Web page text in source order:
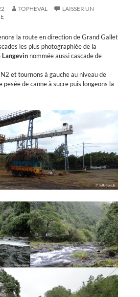
TOPHEVAL
LAISSER UN
la route en direction de Grand Gallet
les plus photographiée de la
Langevinnommée aussi cascade de
et tournons à gauche au niveau de
pesée de canne à sucre puis longeons la